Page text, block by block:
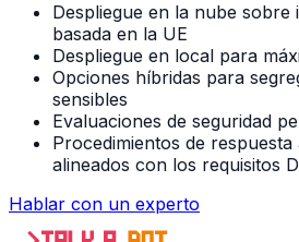
Despliegue en la nube
basada en la UE
Despliegue en local para
Opciones híbridas para
sensibles
Evaluaciones de seguridad
Procedimientos de respuesta
alineados con los requisitos
Hablar con un experto